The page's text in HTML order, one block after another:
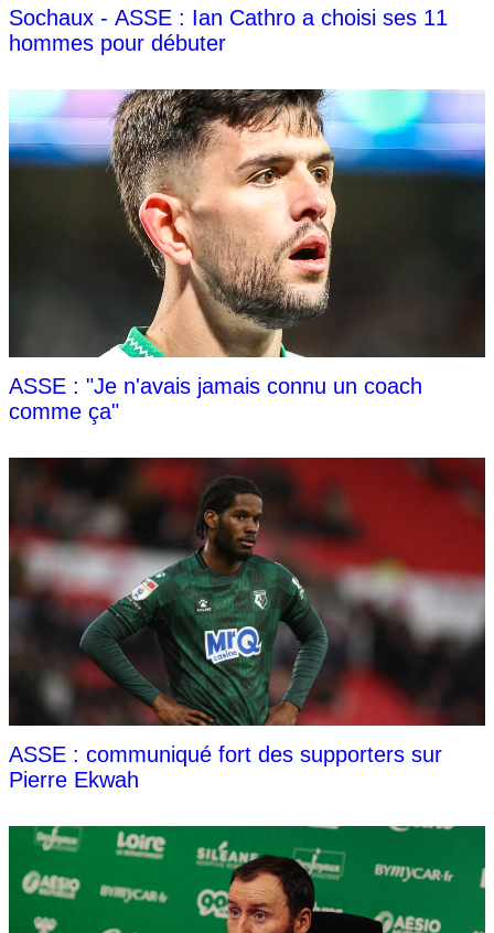
Sochaux - ASSE : Ian Cathro a choisi ses 11
hommes pour débuter
ASSE : "Je n'avais jamais connu un coach
comme ça"
ASSE : communiqué fort des supporters sur
Pierre Ekwah